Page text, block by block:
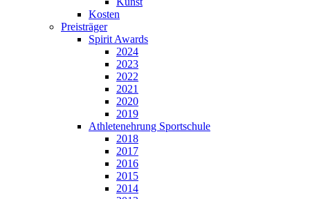
Kosten
Preisträger
Spirit Awards
2024
2023
2022
2021
2020
2019
Athletenehrung Sportschule
2018
2017
2016
2015
2014